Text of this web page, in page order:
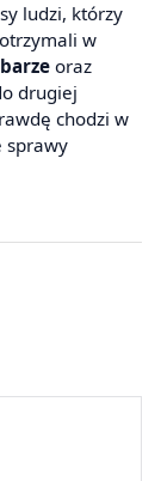
ludzi, którzy
otrzymali w
oraz
drugiej
chodzi w
sprawy